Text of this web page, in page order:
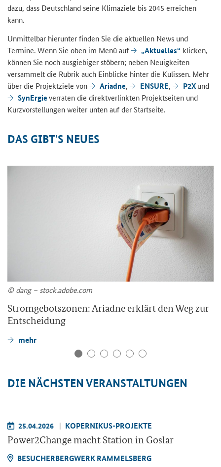
dazu, dass Deutschland seine Klimaziele bis 2045 erreichen
kann.
Unmittelbar hierunter finden Sie die aktuellen News und
Termine. Wenn Sie oben im Menü auf
„Aktuelles“ klicken,
können Sie noch ausgiebiger stöbern; neben Neuigkeiten
versammelt die Rubrik auch Einblicke hinter die Kulissen. Mehr
über die Projektziele von
Ariadne, ENSURE, P2Xund
SynErgieverraten die direktverlinkten Projektseiten und
Kurzvorstellungen weiter unten auf der Startseite.
DAS GIBT'S NEUES
© dang – stock.adobe.com
Stromgebotszonen: Ariadne erklärt den Weg zur
Entscheidung
mehr
DIE NÄCHSTEN VERANSTALTUNGEN
25.04.2026 KOPERNIKUS-PROJEKTE
Power2Changemacht Station in Goslar
BESUCHERBERGWERK RAMMELSBERG